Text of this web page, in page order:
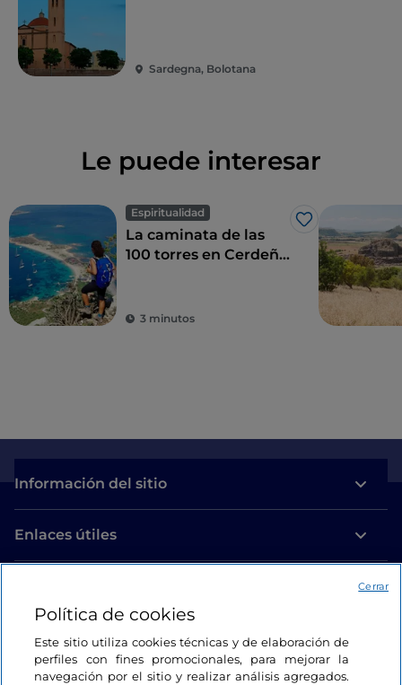
Sardegna, Bolotana
Le puede interesar
Espiritualidad
Me gusta
La caminata de las
100 torres en Cerdeña,
vistas impresionantes
3 minutos
Información del sitio
Enlaces útiles
Estamos en contacto
Política de cookies
Este sitio utiliza cookies técnicas y de elaboración de
perfiles con fines promocionales, para mejorar la
navegación por el sitio y realizar análisis agregados.
Cerrar